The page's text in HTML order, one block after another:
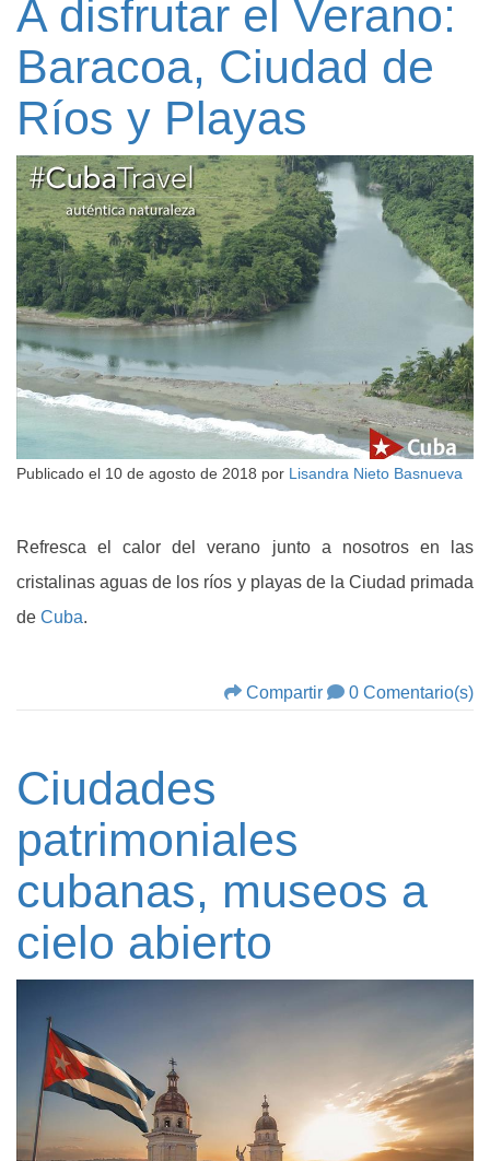
A disfrutar el Verano:
Baracoa, Ciudad de
Ríos y Playas
Publicado el 10 de agosto de 2018 por Lisandra Nieto Basnueva
Refresca el calor del verano junto a nosotros en las
cristalinas aguas de los ríos y playas de la Ciudad primada
de Cuba.
Compartir 0 Comentario(s)
Ciudades
patrimoniales
cubanas, museos a
cielo abierto